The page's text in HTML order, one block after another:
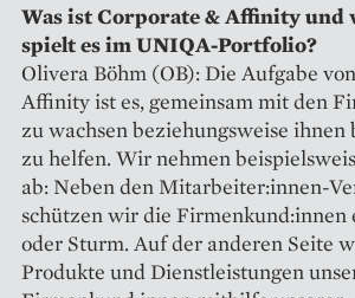
Was ist Corporate & Affinity und
spielt es im UNIQA-Portfolio?
Olivera Böhm (OB): Die Aufgabe
Affinity ist es, gemeinsam mit den
zu wachsen beziehungsweise ihnen
zu helfen. Wir nehmen
ab: Neben den Mitarbeiter:innen-
schützen wir die Firmenkund:innen
oder Sturm. Auf der anderen Seite
Produkte und Dienstleistungen